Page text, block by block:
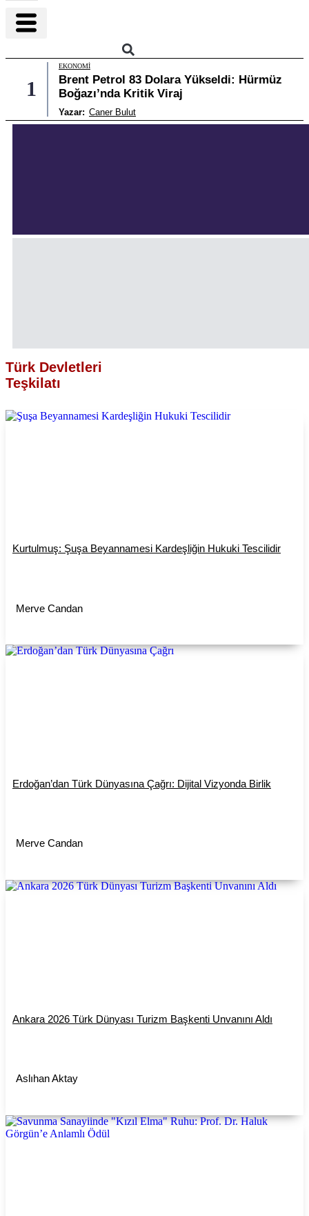
1
EKONOMI
Brent Petrol 83 Dolara Yükseldi: Hürmüz
Boğazı’nda Kritik Viraj
Yazar: Caner Bulut
Türk Devletleri
Teşkilatı
Kurtulmuş: Şuşa Beyannamesi Kardeşliğin Hukuki Tescilidir
Merve Candan
Erdoğan’dan Türk Dünyasına Çağrı: Dijital Vizyonda Birlik
Merve Candan
Ankara 2026 Türk Dünyası Turizm Başkenti Unvanını Aldı
Aslıhan Aktay